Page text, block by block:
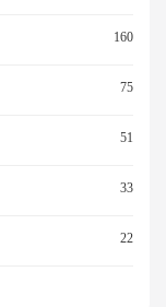
160
75
51
33
22